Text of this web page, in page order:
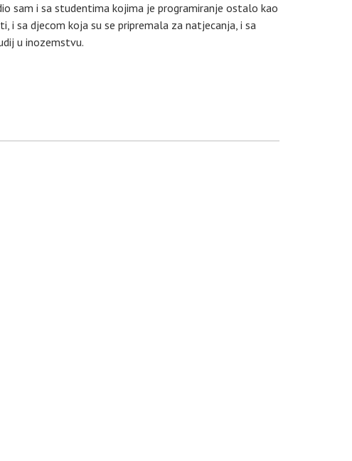
sam i sa studentima kojima je programiranje ostalo kao
i sa djecom koja su se pripremala za natjecanja, i sa
u inozemstvu.